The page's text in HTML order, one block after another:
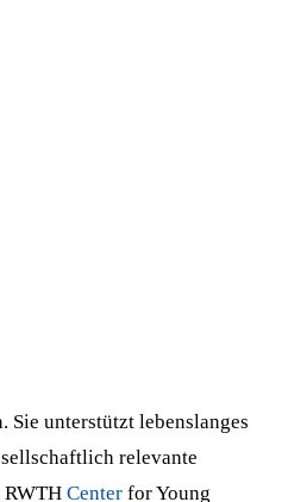
unterstützt lebenslanges
relevante
RWTH Centerfor Young